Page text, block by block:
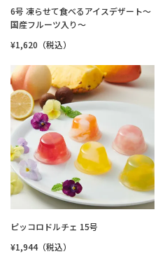
6号 凍らせて食べるアイスデザート～
国産フルーツ入り～
¥1,620（税込）
ピッコロドルチェ 15号
¥1,944（税込）